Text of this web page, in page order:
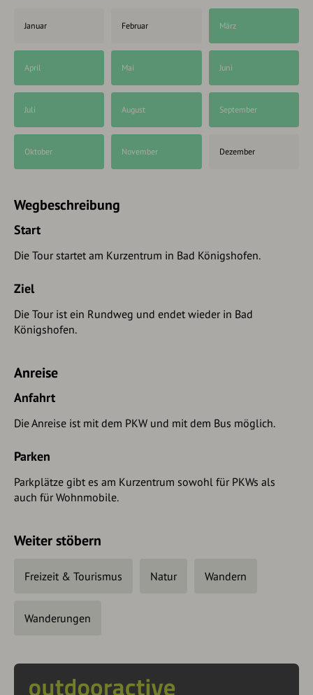
Januar Februar März
April Mai Juni
Juli August September
Oktober November Dezember
Wegbeschreibung
Start
Die Tour startet am Kurzentrum in Bad Königshofen.
Ziel
Die Tour ist ein Rundweg und endet wieder in Bad
Königshofen.
Anreise
Anfahrt
Die Anreise ist mit dem PKW und mit dem Bus möglich.
Parken
Parkplätze gibt es am Kurzentrum sowohl für PKWs als
auch für Wohnmobile.
Weiter stöbern
Freizeit & Tourismus Natur Wandern
Wanderungen